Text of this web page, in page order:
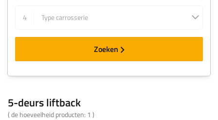
4 Type carrosserie
Zoeken
5-deurs liftback
( de hoeveelheid producten: 1 )